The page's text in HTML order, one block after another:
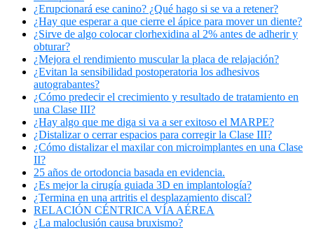
¿Erupcionará ese canino? ¿Qué hago si se va a retener?
¿Hay que esperar a que cierre el ápice para mover un diente?
¿Sirve de algo colocar clorhexidina al 2% antes de adherir y
obturar?
¿Mejora el rendimiento muscular la placa de relajación?
¿Evitan la sensibilidad postoperatoria los adhesivos
autograbantes?
¿Cómo predecir el crecimiento y resultado de tratamiento en
una Clase III?
¿Hay algo que me diga si va a ser exitoso el MARPE?
¿Distalizar o cerrar espacios para corregir la Clase III?
¿Cómo distalizar el maxilar con microimplantes en una Clase
II?
25 años de ortodoncia basada en evidencia.
¿Es mejor la cirugía guiada 3D en implantología?
¿Termina en una artritis el desplazamiento discal?
RELACIÓN CÉNTRICA VÍA AÉREA
¿La maloclusión causa bruxismo?